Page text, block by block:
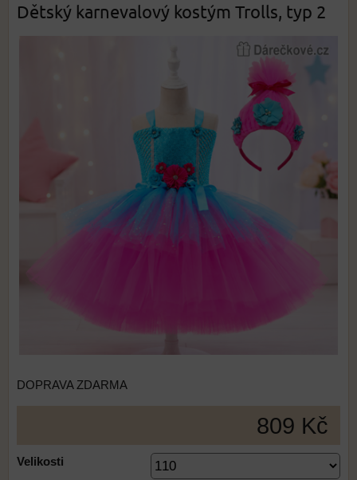
Dětský karnevalový kostým Trolls, typ 2
DOPRAVA ZDARMA
809 Kč
Velikosti